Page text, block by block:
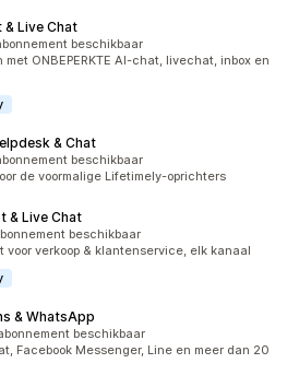
Live Chat
beschikbaar
ONBEPERKTE AI-chat, livechat, inbox en
& Chat
beschikbaar
de voormalige Lifetimely-oprichters
& Live Chat
beschikbaar
voor verkoop & klantenservice, elk kanaal
& WhatsApp
beschikbaar
Facebook Messenger, Line en meer dan 20